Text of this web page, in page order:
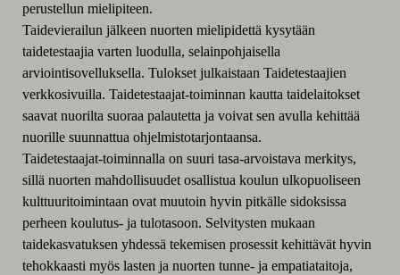
perustellun mielipiteen.
Taidevierailun jälkeen nuorten mielipidettä kysytään
taidetestaajia varten luodulla, selainpohjaisella
arviointisovelluksella. Tulokset julkaistaan Taidetestaajien
verkkosivuilla. Taidetestaajat-toiminnan kautta taidelaitokset
saavat nuorilta suoraa palautetta ja voivat sen avulla kehittää
nuorille suunnattua ohjelmistotarjontaansa.
Taidetestaajat-toiminnalla on suuri tasa-arvoistava merkitys,
sillä nuorten mahdollisuudet osallistua koulun ulkopuoliseen
kulttuuritoimintaan ovat muutoin hyvin pitkälle sidoksissa
perheen koulutus- ja tulotasoon. Selvitysten mukaan
taidekasvatuksen yhdessä tekemisen prosessit kehittävät hyvin
tehokkaasti myös lasten ja nuorten tunne- ja empatiataitoja,